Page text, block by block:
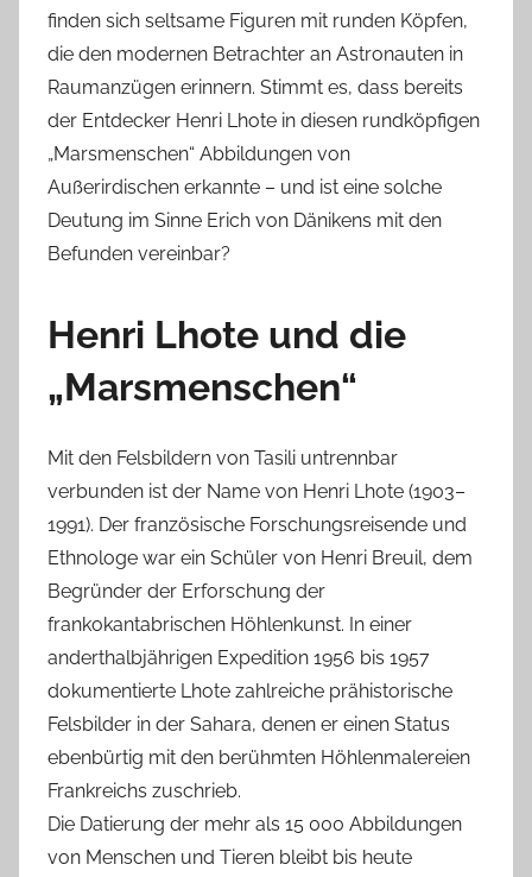
finden sich seltsame Figuren mit runden Köpfen,
die den modernen Betrachter an Astronauten in
Raumanzügen erinnern. Stimmt es, dass bereits
der Entdecker Henri Lhote in diesen rundköpfigen
„Marsmenschen“ Abbildungen von
Außerirdischen erkannte – und ist eine solche
Deutung im Sinne Erich von Dänikens mit den
Befunden vereinbar?
Henri Lhote und die
„Marsmenschen“
Mit den Felsbildern von Tasili untrennbar
verbunden ist der Name von Henri Lhote (1903–
1991). Der französische Forschungsreisende und
Ethnologe war ein Schüler von Henri Breuil, dem
Begründer der Erforschung der
frankokantabrischen Höhlenkunst. In einer
anderthalbjährigen Expedition 1956 bis 1957
dokumentierte Lhote zahlreiche prähistorische
Felsbilder in der Sahara, denen er einen Status
ebenbürtig mit den berühmten Höhlenmalereien
Frankreichs zuschrieb.
Die Datierung der mehr als 15 000 Abbildungen
von Menschen und Tieren bleibt bis heute